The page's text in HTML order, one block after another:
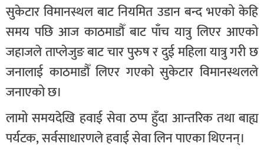
सुकेटार विमानस्थल बाट नियमित उडान बन्द भएको केहि
समय पछि आज काठमाडौँ बाट पाँच यात्रु लिएर आएको
जहाजले ताप्लेजुङ बाट चार पुरुष र दुई महिला यात्रु गरी छ
जनालाई काठमाडौँ लिएर गएको सुकेटार विमानस्थलले
जनाएको छ।
लामो समयदेखि हवाई सेवा ठप्प हुँदा आन्तरिक तथा बाह्य
पर्यटक, सर्वसाधारणले हवाई सेवा लिन पाएका थिएनन्।